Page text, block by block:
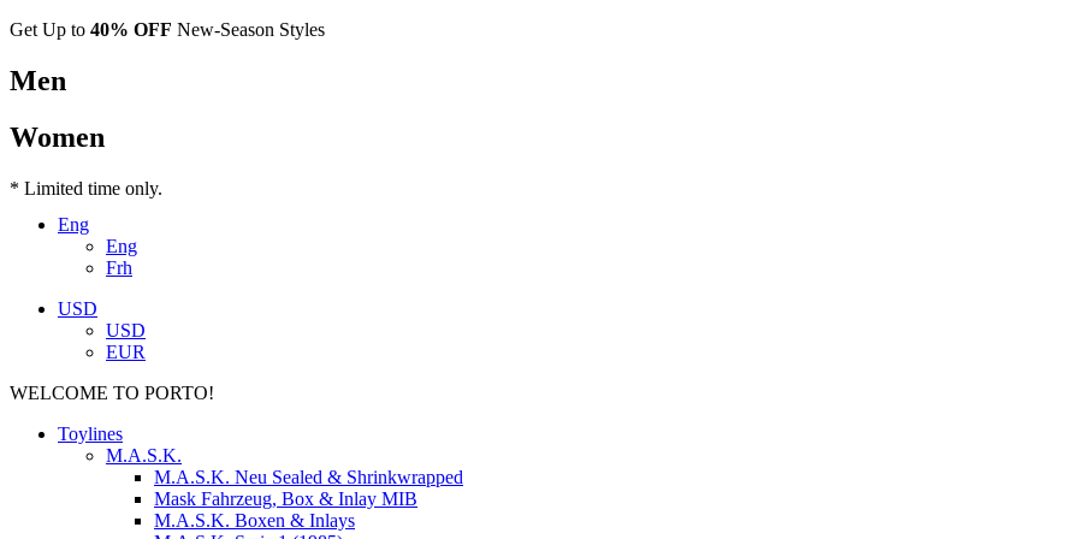
Get Up to 40% OFF New-Season Styles
Men
Women
* Limited time only.
Eng
Eng
Frh
USD
USD
EUR
WELCOME TO PORTO!
Toylines
M.A.S.K.
M.A.S.K. Neu Sealed & Shrinkwrapped
Mask Fahrzeug, Box & Inlay MIB
M.A.S.K. Boxen & Inlays